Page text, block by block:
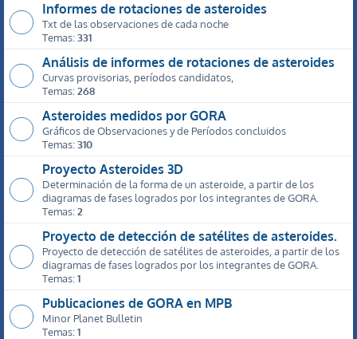
Informes de rotaciones de asteroides
Txt de las observaciones de cada noche
Temas:331
Análisis de informes de rotaciones de asteroides
Curvas provisorias, períodos candidatos,
Temas:268
Asteroides medidos por GORA
Gráficos de Observaciones y de Períodos concluidos
Temas:310
Proyecto Asteroides 3D
Determinación de la forma de un asteroide, a partir de los
diagramas de fases logrados por los integrantes de GORA.
Temas:2
Proyecto de detección de satélites de asteroides.
Proyecto de detección de satélites de asteroides, a partir de los
diagramas de fases logrados por los integrantes de GORA.
Temas:1
Publicaciones de GORA en MPB
Minor Planet Bulletin
Temas:1